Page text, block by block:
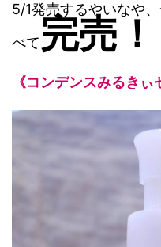
5/1発売するやいなや
べて 完売！
《コンデンスみるきぃ